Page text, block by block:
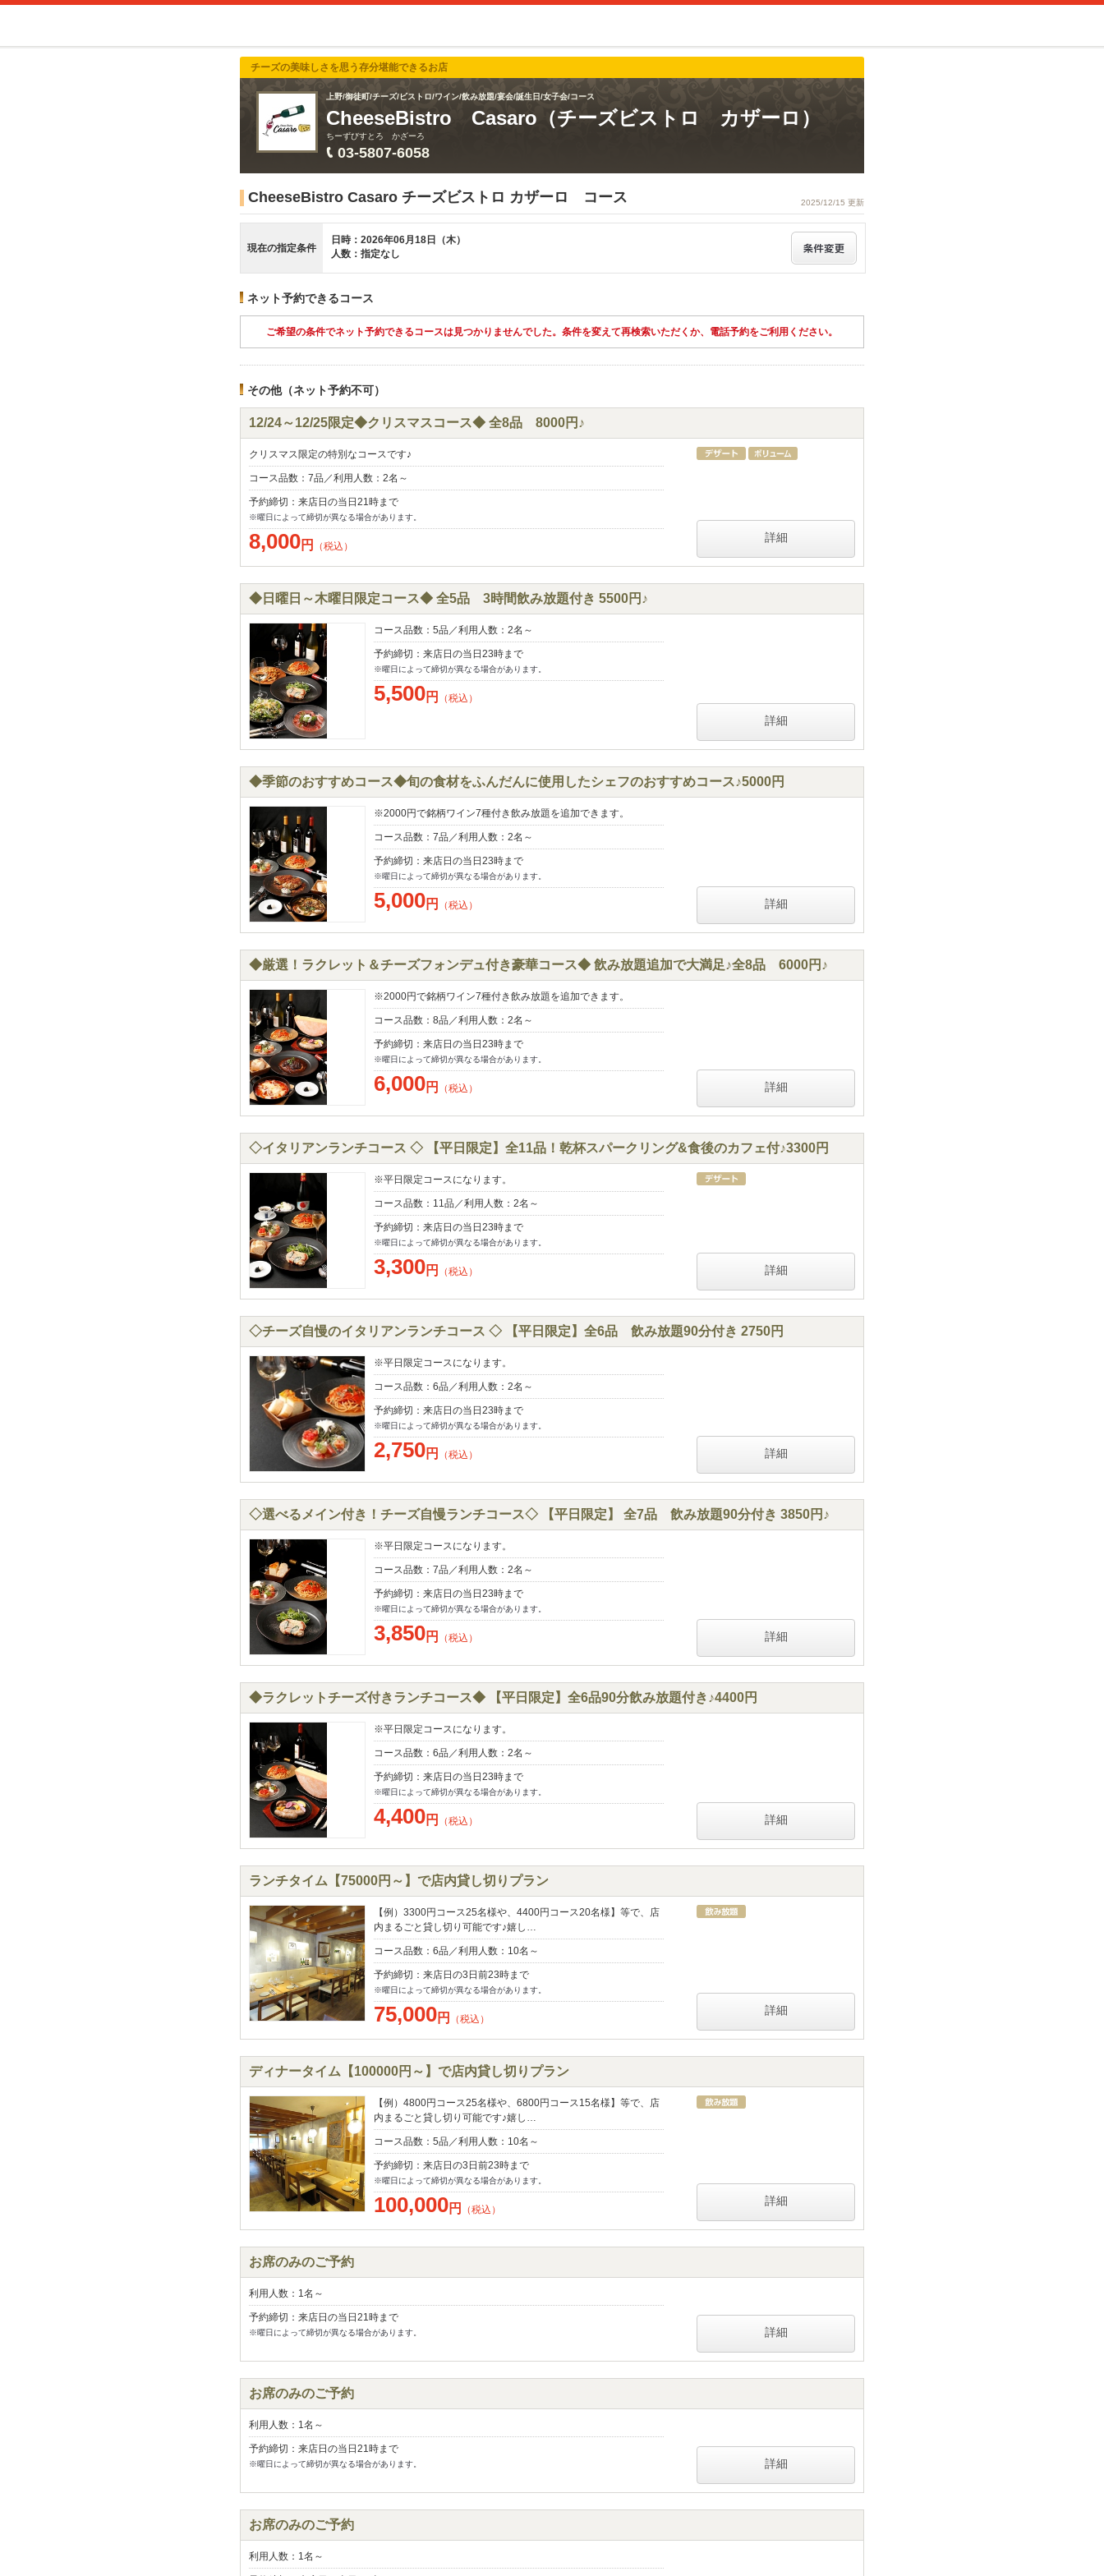
チーズの美味しさを思う存分堪能できるお店
上野/御徒町/チーズ/ビストロ/ワイン/飲み放題/宴会/誕生日/女子会/コース
CheeseBistro Casaro（チーズビストロ カザーロ）
ちーずびすとろ かざーろ
03-5807-6058
2025/12/15 更新
CheeseBistro Casaro チーズビストロ カザーロ コース
現在の指定条件
日時：2026年06月18日（木）
人数：指定なし
ネット予約できるコース
ご希望の条件でネット予約できるコースは見つかりませんでした。条件を変えて再検索いただくか、電話予約をご利用ください。
その他（ネット予約不可）
12/24～12/25限定◆クリスマスコース◆ 全8品 8000円♪
クリスマス限定の特別なコースです♪
コース品数：7品／利用人数：2名～
予約締切：来店日の当日21時まで
※曜日によって締切が異なる場合があります。
8,000円 （税込）
詳細
◆日曜日～木曜日限定コース◆ 全5品 3時間飲み放題付き 5500円♪
コース品数：5品／利用人数：2名～
予約締切：来店日の当日23時まで
※曜日によって締切が異なる場合があります。
5,500円 （税込）
詳細
◆季節のおすすめコース◆旬の食材をふんだんに使用したシェフのおすすめコース♪5000円
※2000円で銘柄ワイン7種付き飲み放題を追加できます。
コース品数：7品／利用人数：2名～
予約締切：来店日の当日23時まで
※曜日によって締切が異なる場合があります。
5,000円 （税込） 詳細
◆厳選！ラクレット＆チーズフォンデュ付き豪華コース◆ 飲み放題追加で大満足♪全8品 6000円♪
※2000円で銘柄ワイン7種付き飲み放題を追加できます。
コース品数：8品／利用人数：2名～
予約締切：来店日の当日23時まで
※曜日によって締切が異なる場合があります。
6,000円 （税込） 詳細
◇イタリアンランチコース ◇ 【平日限定】全11品！乾杯スパークリング&食後のカフェ付♪3300円
※平日限定コースになります。
コース品数：11品／利用人数：2名～
予約締切：来店日の当日23時まで
※曜日によって締切が異なる場合があります。
3,300円 （税込） 詳細
◇チーズ自慢のイタリアンランチコース ◇ 【平日限定】全6品 飲み放題90分付き 2750円
※平日限定コースになります。
コース品数：6品／利用人数：2名～
予約締切：来店日の当日23時まで
※曜日によって締切が異なる場合があります。
2,750円 （税込） 詳細
◇選べるメイン付き！チーズ自慢ランチコース◇ 【平日限定】 全7品 飲み放題90分付き 3850円♪
※平日限定コースになります。
コース品数：7品／利用人数：2名～
予約締切：来店日の当日23時まで
※曜日によって締切が異なる場合があります。
3,850円 （税込） 詳細
◆ラクレットチーズ付きランチコース◆ 【平日限定】全6品90分飲み放題付き♪4400円
※平日限定コースになります。
コース品数：6品／利用人数：2名～
予約締切：来店日の当日23時まで
※曜日によって締切が異なる場合があります。
4,400円 （税込） 詳細
ランチタイム【75000円～】で店内貸し切りプラン
【例）3300円コース25名様や、4400円コース20名様】等で、店
内まるごと貸し切り可能です♪嬉し…
コース品数：6品／利用人数：10名～
予約締切：来店日の3日前23時まで
※曜日によって締切が異なる場合があります。
75,000円 （税込）
詳細
ディナータイム【100000円～】で店内貸し切りプラン
【例）4800円コース25名様や、6800円コース15名様】等で、店
内まるごと貸し切り可能です♪嬉し…
コース品数：5品／利用人数：10名～
予約締切：来店日の3日前23時まで
※曜日によって締切が異なる場合があります。
100,000円 （税込）
詳細
お席のみのご予約
利用人数：1名～
予約締切：来店日の当日21時まで
※曜日によって締切が異なる場合があります。 詳細
お席のみのご予約
利用人数：1名～
予約締切：来店日の当日21時まで
※曜日によって締切が異なる場合があります。 詳細
お席のみのご予約
利用人数：1名～